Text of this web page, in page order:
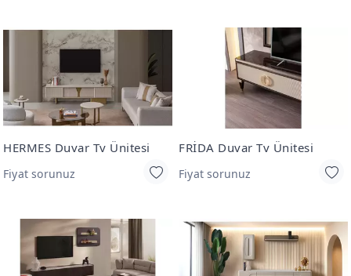
HERMES Duvar Tv Ünitesi
Fiyat sorunuz
FRİDA Duvar Tv Ünitesi
Fiyat sorunuz